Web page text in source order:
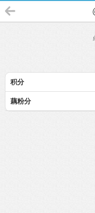
积分
藕粉分